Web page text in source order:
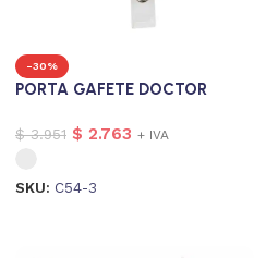
-30%
PORTA GAFETE DOCTOR
$3.951 $ 2.763 + IVA
SKU: C54-3